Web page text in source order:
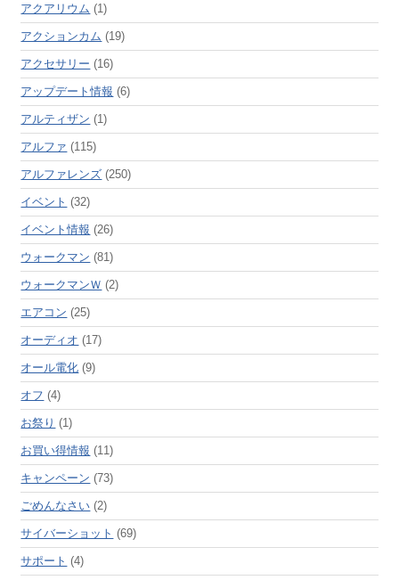
アクアリウム (1)
アクションカム (19)
アクセサリー (16)
アップデート情報 (6)
アルティザン (1)
アルファ (115)
アルファレンズ (250)
イベント (32)
イベント情報 (26)
ウォークマン (81)
ウォークマンＷ (2)
エアコン (25)
オーディオ (17)
オール電化 (9)
オフ (4)
お祭り (1)
お買い得情報 (11)
キャンペーン (73)
ごめんなさい (2)
サイバーショット (69)
サポート (4)